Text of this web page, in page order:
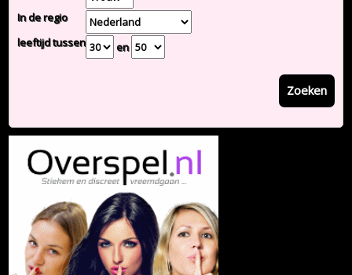
In de regio
leeftijd tussen
en
Zoeken